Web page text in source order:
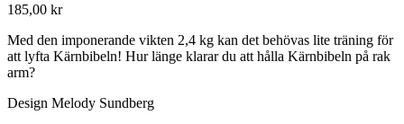
185,00 kr
Med den imponerande vikten 2,4 kg kan det behövas lite träning för
att lyfta Kärnbibeln! Hur länge klarar du att hålla Kärnbibeln på rak
arm?
Design Melody Sundberg